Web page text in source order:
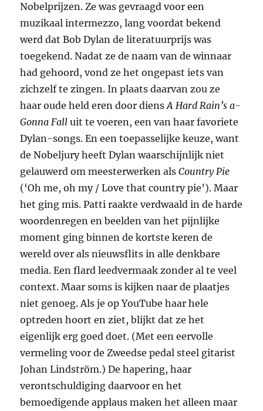
Nobelprijzen. Ze was gevraagd voor een
muzikaal intermezzo, lang voordat bekend
werd dat Bob Dylan de literatuurprijs was
toegekend. Nadat ze de naam van de winnaar
had gehoord, vond ze het ongepast iets van
zichzelf te zingen. In plaats daarvan zou ze
haar oude held eren door diensA Hard Rain’s a-
Gonna Fall uit te voeren, een van haar favoriete
Dylan-songs. En een toepasselijke keuze, want
de Nobeljury heeft Dylan waarschijnlijk niet
gelauwerd om meesterwerken alsCountry Pie
(‘Oh me, oh my / Love that country pie’). Maar
het ging mis. Patti raakte verdwaald in de harde
woordenregen en beelden van het pijnlijke
moment ging binnen de kortste keren de
wereld over als nieuwsflits in alle denkbare
media. Een flard leedvermaak zonder al te veel
context. Maar soms is kijken naar de plaatjes
niet genoeg. Als je op YouTube haar hele
optreden hoort en ziet, blijkt dat ze het
eigenlijk erg goed doet. (Met een eervolle
vermeling voor de Zweedse pedal steel gitarist
Johan Lindström.) De hapering, haar
verontschuldiging daarvoor en het
bemoedigende applaus maken het alleen maar